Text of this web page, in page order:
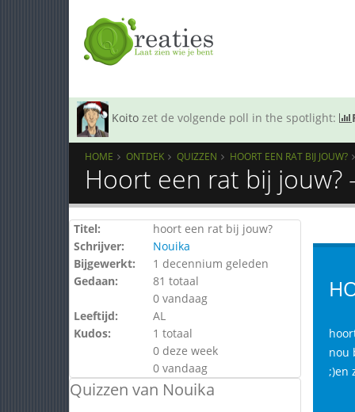
Koito zet de volgende poll in the spotlight:
HOME ONTDEK QUIZZEN HOORT EEN RAT BIJ JOUW?
Hoort een rat bij jouw?
Titel:
hoort een rat bij jouw?
Schrijver:
Nouika
Bijgewerkt:
1 decennium geleden
Gedaan:
81 totaal
0 vandaag
Leeftijd:
AL
Kudos:
1 totaal
0 deze week
0 vandaag
Quizzen van Nouika
nou
;)en